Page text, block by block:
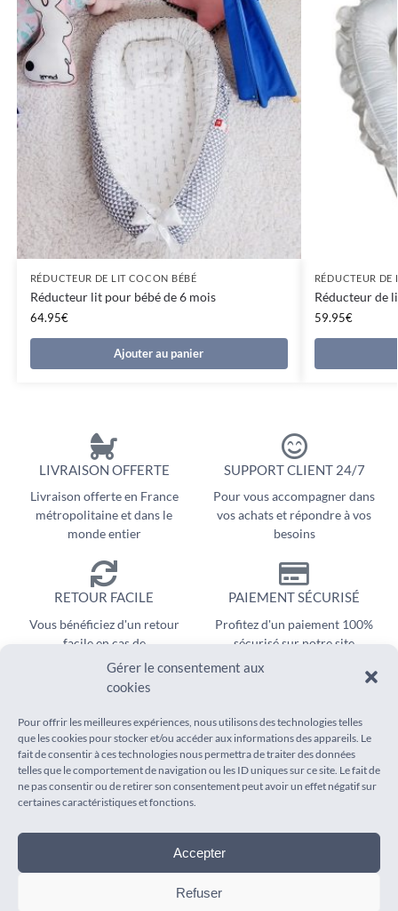
Gérer le consentement aux
cookies
Pour offrir les meilleures expériences, nous utilisons des technologies telles
que les cookies pour stocker et/ou accéder aux informations des appareils. Le
fait de consentir à ces technologies nous permettra de traiter des données
telles que le comportement de navigation ou les ID uniques sur ce site. Le fait de
ne pas consentir ou de retirer son consentement peut avoir un effet négatif sur
certaines caractéristiques et fonctions.
Accepter
Refuser
RÉDUCTEUR DE LIT COCON BÉBÉ
Réducteur lit pour bébé de 6 mois
64.95€
Ajouter au panier
RÉDUCTEUR DE
Réducteur de
59.95€
LIVRAISON OFFERTE
Livraison offerte en France
métropolitaine et dans le
monde entier
SUPPORT CLIENT 24/7
Pour vous accompagner dans
vos achats et répondre à vos
besoins
RETOUR FACILE
Vous bénéficiez d'un retour
facile en cas de
remboursement
PAIEMENT SÉCURISÉ
Profitez d'un paiement 100%
sécurisé sur notre site
INFORMATIONS
Remboursement & Retours
AIDE